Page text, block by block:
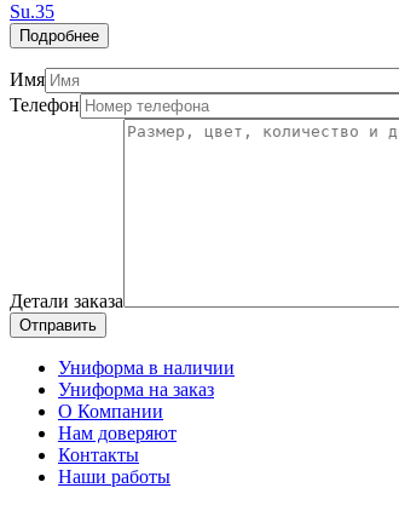
Su.35
Подробнее
Имя
Телефон
Детали заказа
Отправить
Униформа в наличии
Униформа на заказ
О Компании
Нам доверяют
Контакты
Наши работы